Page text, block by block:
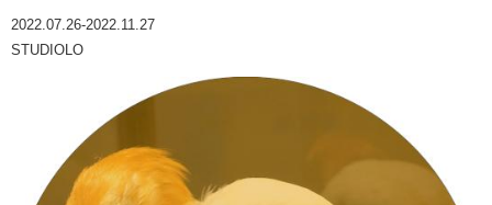
2022.07.26-2022.11.27
STUDIOLO